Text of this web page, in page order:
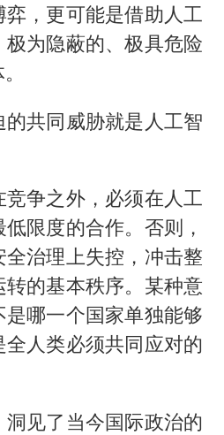
，更可能是借助人工
为隐蔽的、极具危险
共同威胁就是人工智
争之外，必须在人工
限度的合作。否则，
治理上失控，冲击整
的基本秩序。某种意
是哪一个国家单独能够
人类必须共同应对的
见了当今国际政治的